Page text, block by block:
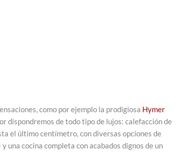
como por ejemplo la prodigiosa Hymer
dispondremos de todo tipo de lujos: calefacción de
el último centímetro, con diversas opciones de
una cocina completa con acabados dignos de un